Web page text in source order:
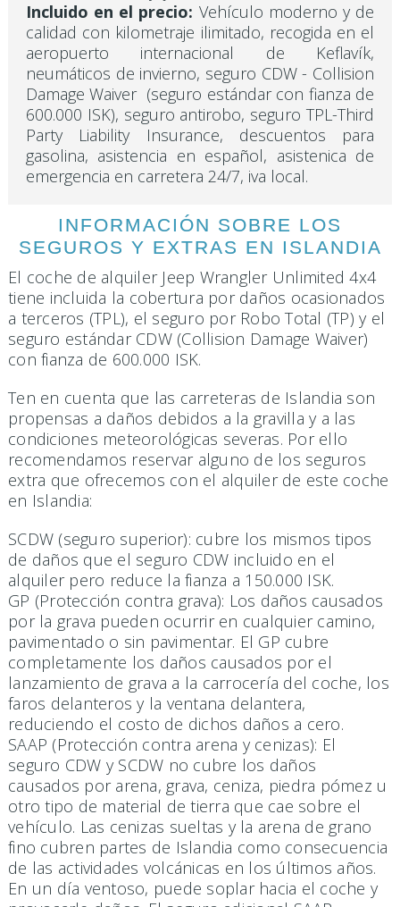
Incluido en el precio: Vehículo moderno y de
calidad con kilometraje ilimitado, recogida en el
aeropuerto internacional de Keflavík,
neumáticos de invierno, seguro CDW - Collision
Damage Waiver (seguro estándar con fianza de
600.000 ISK), seguro antirobo, seguro TPL-Third
Party Liability Insurance, descuentos para
gasolina, asistencia en español, asistenica de
emergencia en carretera 24/7, iva local.
INFORMACIÓN SOBRE LOS
SEGUROS Y EXTRAS EN ISLANDIA
El coche de alquiler Jeep Wrangler Unlimited 4x4
tiene incluida la cobertura por daños ocasionados
a terceros (TPL), el seguro por Robo Total (TP) y el
seguro estándar CDW (Collision Damage Waiver)
con fianza de 600.000 ISK.
Ten en cuenta que las carreteras de Islandia son
propensas a daños debidos a la gravilla y a las
condiciones meteorológicas severas. Por ello
recomendamos reservar alguno de los seguros
extra que ofrecemos con el alquiler de este coche
en Islandia:
SCDW (seguro superior): cubre los mismos tipos
de daños que el seguro CDW incluido en el
alquiler pero reduce la fianza a 150.000 ISK.
GP (Protección contra grava): Los daños causados ​​
por la grava pueden ocurrir en cualquier camino,
pavimentado o sin pavimentar. El GP cubre
completamente los daños causados ​​por el
lanzamiento de grava a la carrocería del coche, los
faros delanteros y la ventana delantera,
reduciendo el costo de dichos daños a cero.
SAAP (Protección contra arena y cenizas): El
seguro CDW y SCDW no cubre los daños
causados ​​por arena, grava, ceniza, piedra pómez u
otro tipo de material de tierra que cae sobre el
vehículo. Las cenizas sueltas y la arena de grano
fino cubren partes de Islandia como consecuencia
de las actividades volcánicas en los últimos años.
En un día ventoso, puede soplar hacia el coche y